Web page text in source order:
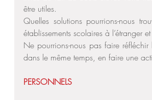
être utiles.
Quelles solutions pourrions-nous
établissements scolaires à l’étranger
Ne pourrions-nous pas faire
dans le même temps, en faire une
PERSONNELS